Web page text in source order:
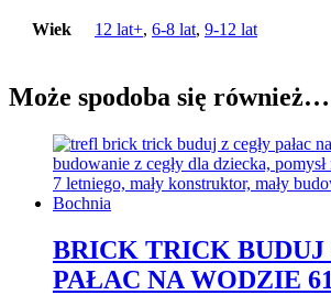
Wiek 12 lat+, 6-8 lat, 9-12 lat
Może spodoba się również…
BRICK TRICK
PAŁAC NA WODZIE